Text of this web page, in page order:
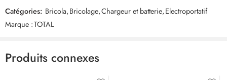
Commentaires
Il n'y a pas encore de critiques.
Catégories: Bricola,Bricolage,Chargeur et batterie,Electroportatif
Marque :TOTAL
Produits connexes